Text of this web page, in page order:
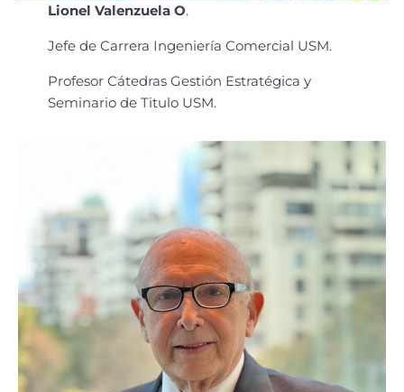
Lionel Valenzuela O.
Jefe de Carrera Ingeniería Comercial USM.
Profesor Cátedras Gestión Estratégica y
Seminario de Titulo USM.